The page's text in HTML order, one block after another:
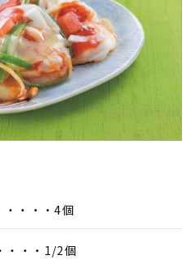
・・・・4個
・・・1/2個